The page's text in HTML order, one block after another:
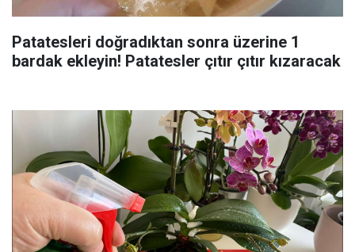
Patatesleri doğradıktan sonra üzerine 1
bardak ekleyin! Patatesler çıtır çıtır kızaracak